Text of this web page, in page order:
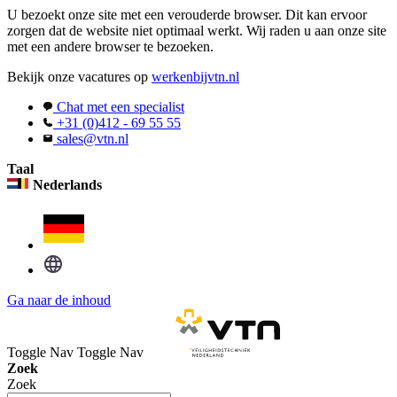
U bezoekt onze site met een verouderde browser. Dit kan ervoor
zorgen dat de website niet optimaal werkt. Wij raden u aan onze site
met een andere browser te bezoeken.
Bekijk onze vacatures op werkenbijvtn.nl
Chat met een specialist
+31 (0)412 - 69 55 55
sales@vtn.nl
Taal
Nederlands
Ga naar de inhoud
Toggle Nav Toggle Nav
Zoek
Zoek